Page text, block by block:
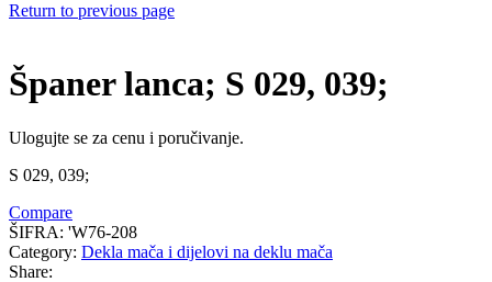
Return to previous page
Španer lanca; S 029, 039;
Ulogujte se za cenu i poručivanje.
S 029, 039;
Compare
ŠIFRA: 'W76-208
Category: Dekla mača i dijelovi na deklu mača
Share: